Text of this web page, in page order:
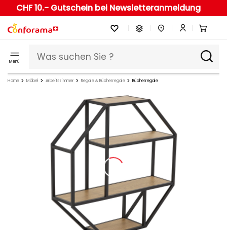
CHF 10.- Gutschein bei Newsletteranmeldung
Menü
Home Möbel Arbeitszimmer Regale & Bücherregale Bücherregale